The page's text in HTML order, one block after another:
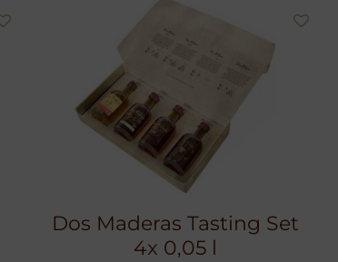
Dos Maderas Tasting Set
4x 0,05 l